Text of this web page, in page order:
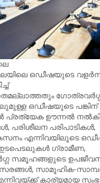
ഒഡീഷയുടെ
ഒഡീഷയുടെ പങ്കിന്
പ്രത്യേക ഊന്നൽ
പരിശീലന പരിപാടികൾ,
എന്നിവയിലൂടെ
ഗ്രാമീണ,
സമൂഹങ്ങളുടെ
സാമൂഹിക-
കാര്യമായ